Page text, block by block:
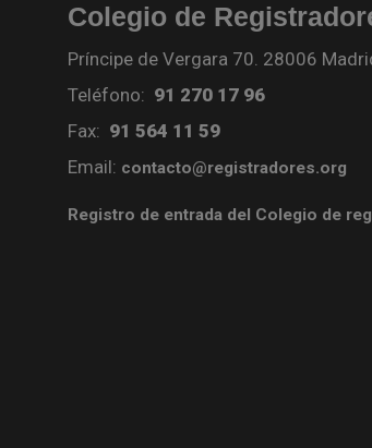
Colegio de
Príncipe de Vergara 70. 28006
Teléfono: 91 270 17 96
Fax: 91 564 11 59
Email: contacto@registradores.org
Registro de entrada del Colegio de